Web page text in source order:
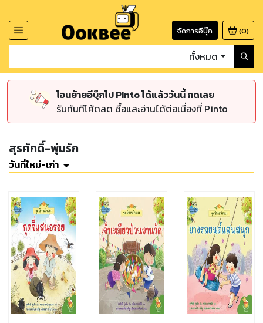
จัดการอีบุ๊ก (0)
ทั้งหมด
โอนย้ายอีบุ๊กไป Pinto ได้แล้ววันนี้ กดเลย
รับทันทีโค้ดลด ซื้อและอ่านได้ต่อเนื่องที่ Pinto
สุรศักดิ์-พุ่มรัก
วันที่ใหม่-เก่า